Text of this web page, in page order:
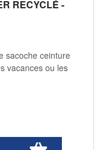
RECYCLÉ -
sacoche ceinture
vacances ou les